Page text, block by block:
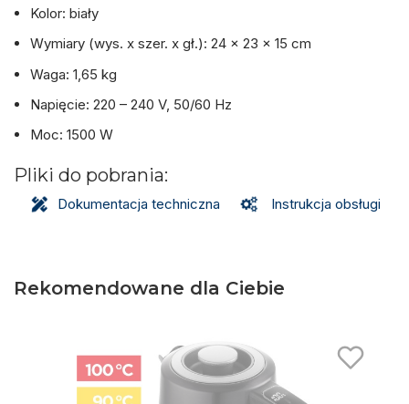
Kolor: biały
Wymiary (wys. x szer. x gł.): 24 x 23 x 15 cm
Waga: 1,65 kg
Napięcie: 220 – 240 V, 50/60 Hz
Moc: 1500 W
Pliki do pobrania:
Dokumentacja techniczna Instrukcja obsługi
Rekomendowane dla Ciebie